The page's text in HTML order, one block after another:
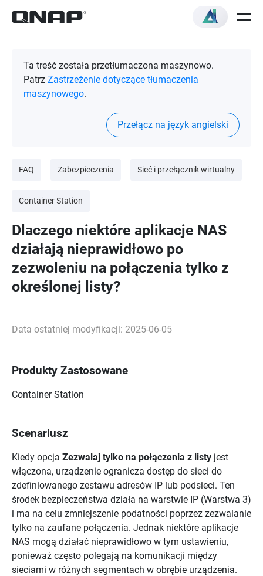
Ta treść została przetłumaczona maszynowo.
PatrzZastrzeżenie dotyczące tłumaczenia
maszynowego.
Przełącz na język angielski
FAQ Zabezpieczenia Sieć i przełącznik wirtualny
Container Station
Dlaczego niektóre aplikacje NAS
działają nieprawidłowo po
zezwoleniu na połączenia tylko z
określonej listy?
Data ostatniej modyfikacji: 2025-06-05
Produkty Zastosowane
Container Station
Scenariusz
Kiedy opcja Zezwalaj tylko na połączenia z listy jest
włączona, urządzenie ogranicza dostęp do sieci do
zdefiniowanego zestawu adresów IP lub podsieci. Ten
środek bezpieczeństwa działa na warstwie IP (Warstwa 3)
i ma na celu zmniejszenie podatności poprzez zezwalanie
tylko na zaufane połączenia. Jednak niektóre aplikacje
NAS mogą działać nieprawidłowo w tym ustawieniu,
ponieważ często polegają na komunikacji między
sieciami w różnych segmentach w obrębie urządzenia.